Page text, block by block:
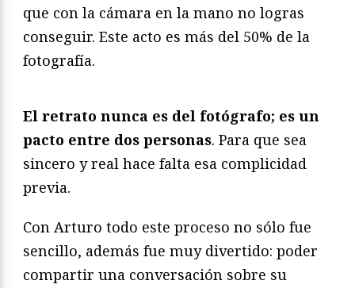
que con la cámara en la mano no logras
conseguir. Este acto es más del 50% de la
fotografía.
El retrato nunca es del fotógrafo; es un
pacto entre dos personas. Para que sea
sincero y real hace falta esa complicidad
previa.
Con Arturo todo este proceso no sólo fue
sencillo, además fue muy divertido: poder
compartir una conversación sobre su